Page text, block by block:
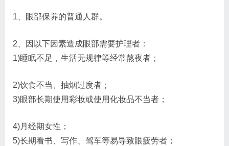
1、眼部保养的普通人群。
2、因以下因素造成眼部需要护理者：
1)睡眠不足，生活无规律等经常熬夜者；
2)饮食不当、抽烟过度者；
3)眼部长期使用彩妆或使用化妆品不当者；
4)月经期女性；
5)长期看书、写作、驾车等易导致眼疲劳者；